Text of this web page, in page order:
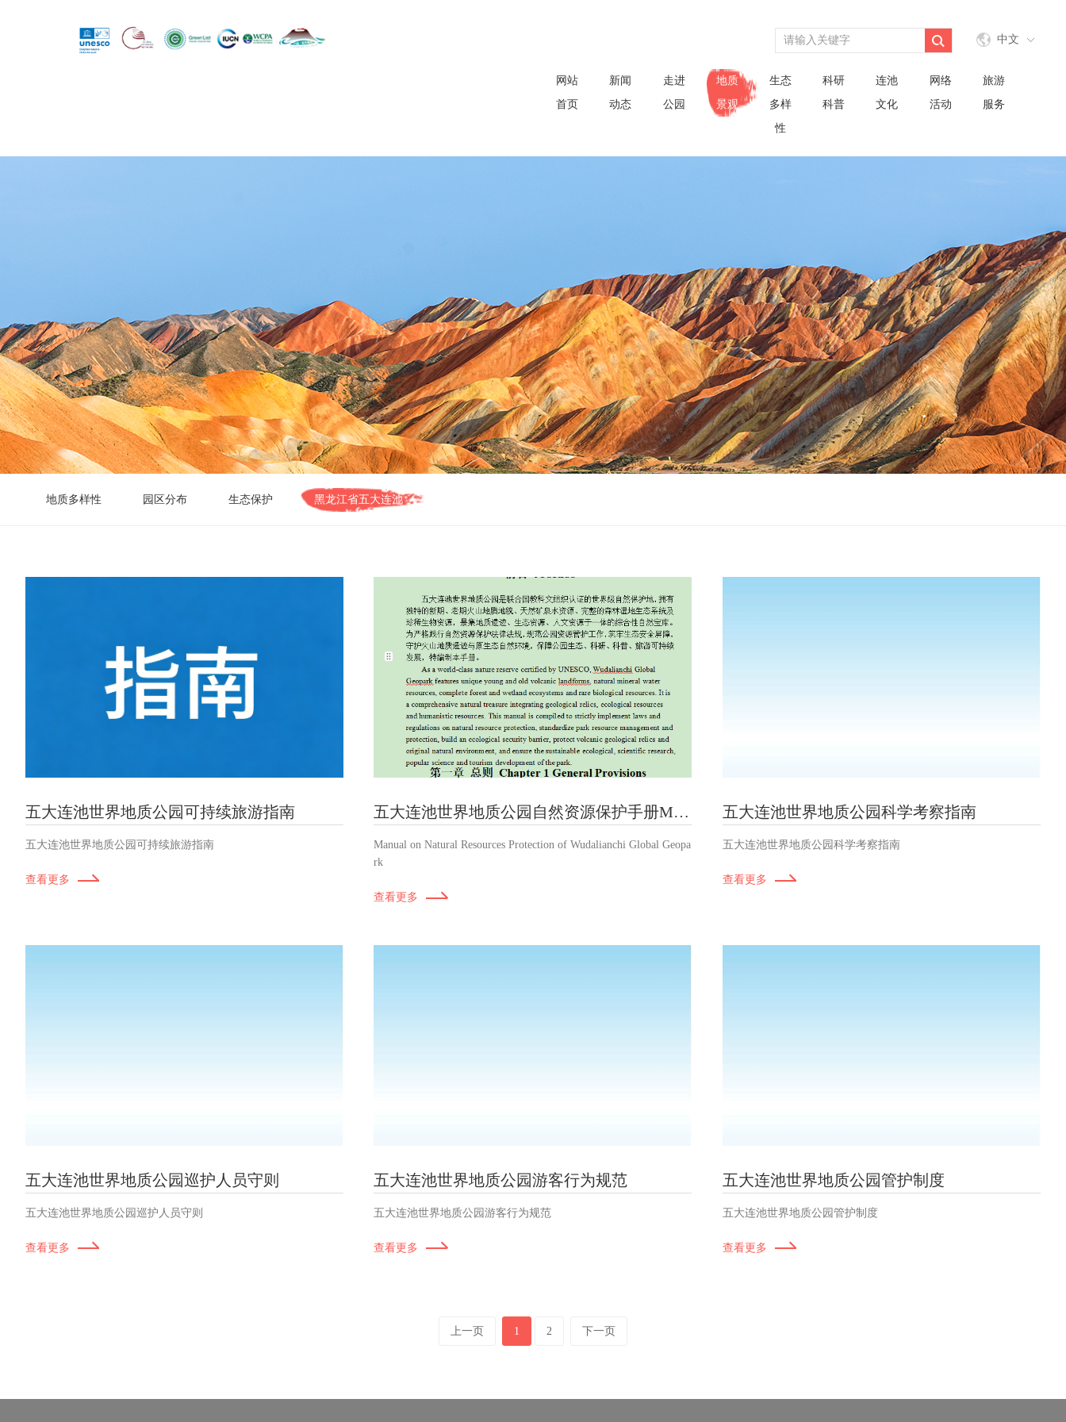
中文
网站
首页
新闻
动态
走进
公园
地质
景观
生态
多样
性
科研
科普
连池
文化
网络
活动
旅游
服务
地质多样性 园区分布 生态保护 黑龙江省五大连池
五大连池世界地质公园可持续旅游指南
五大连池世界地质公园可持续旅游指南
查看更多
五大连池世界地质公园自然资源保护手册Manual on Natural Resources Protection of Wudalianchi Global Geopark
Manual on Natural Resources Protection of Wudalianchi Global Geopa
rk
查看更多
五大连池世界地质公园科学考察指南
五大连池世界地质公园科学考察指南
查看更多
五大连池世界地质公园巡护人员守则
五大连池世界地质公园巡护人员守则
查看更多
五大连池世界地质公园游客行为规范
五大连池世界地质公园游客行为规范
查看更多
五大连池世界地质公园管护制度
五大连池世界地质公园管护制度
查看更多
上一页 1 2 下一页